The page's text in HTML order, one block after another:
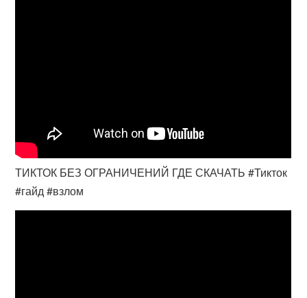
ТИКТОК БЕЗ ОГРАНИЧЕНИЙ ГДЕ СКАЧАТЬ #Тикток
#гайд #взлом